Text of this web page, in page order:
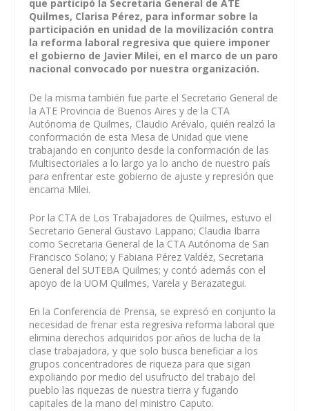
que participó la Secretaria General de ATE
Quilmes, Clarisa Pérez, para informar sobre la
participación en unidad de la movilización contra
la reforma laboral regresiva que quiere imponer
el gobierno de Javier Milei, en el marco de un paro
nacional convocado por nuestra organización.
De la misma también fue parte el Secretario General de
la ATE Provincia de Buenos Aires y de la CTA
Autónoma de Quilmes, Claudio Arévalo, quién realzó la
conformación de esta Mesa de Unidad que viene
trabajando en conjunto desde la conformación de las
Multisectoriales a lo largo ya lo ancho de nuestro país
para enfrentar este gobierno de ajuste y represión que
encarna Milei.
Por la CTA de Los Trabajadores de Quilmes, estuvo el
Secretario General Gustavo Lappano; Claudia Ibarra
como Secretaria General de la CTA Autónoma de San
Francisco Solano; y Fabiana Pérez Valdéz, Secretaria
General del SUTEBA Quilmes; y contó además con el
apoyo de la UOM Quilmes, Varela y Berazategui.
En la Conferencia de Prensa, se expresó en conjunto la
necesidad de frenar esta regresiva reforma laboral que
elimina derechos adquiridos por años de lucha de la
clase trabajadora, y que solo busca beneficiar a los
grupos concentradores de riqueza para que sigan
expoliando por medio del usufructo del trabajo del
pueblo las riquezas de nuestra tierra y fugando
capitales de la mano del ministro Caputo.